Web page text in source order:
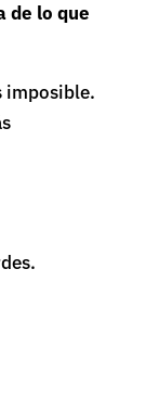
de lo que
imposible.